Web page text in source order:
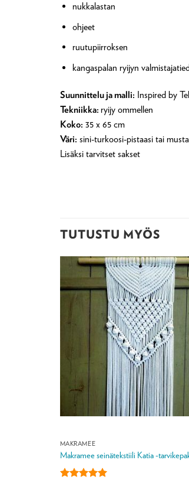
nukkalastan
ohjeet
ruutupiirroksen
kangaspalan ryijyn
Suunnittelu ja malli: Inspired by
Tekniikka: ryijy ommellen
Koko: 35 x 65 cm
Väri: sini-turkoosi-pistaasi tai
Lisäksi tarvitset sakset
TUTUSTU MYÖS
MAKRAMEE
Makramee seinätekstiili Katia -